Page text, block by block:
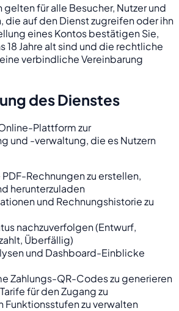
für alle Besucher, Nutzer und
die auf den Dienst zugreifen oder ihn
eines Kontos bestätigen Sie,
18 Jahre alt sind und die rechtliche
verbindliche Vereinbarung
des Dienstes
Plattform zur
und -verwaltung, die es Nutzern
Rechnungen zu erstellen,
herunterzuladen
und Rechnungshistorie zu
nachzuverfolgen (Entwurf,
Überfällig)
und Dashboard-Einblicke
Zahlungs-QR-Codes zu generieren
für den Zugang zu
Funktionsstufen zu verwalten